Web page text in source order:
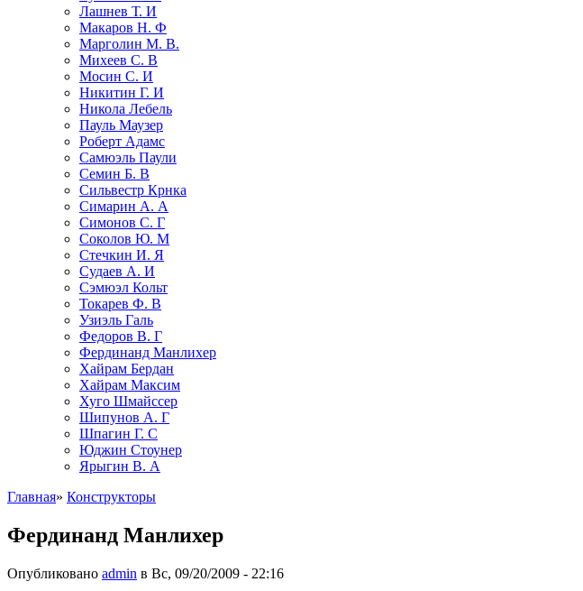
Лашнев Т. И
Макаров Н. Ф
Марголин М. В.
Михеев С. В
Мосин С. И
Никитин Г. И
Никола Лебель
Пауль Маузер
Роберт Адамс
Самюэль Паули
Семин Б. В
Сильвестр Крнка
Симарин А. А
Симонов С. Г
Соколов Ю. М
Стечкин И. Я
Судаев А. И
Сэмюэл Кольт
Токарев Ф. В
Узиэль Галь
Федоров В. Г
Фердинанд Манлихер
Хайрам Бердан
Хайрам Максим
Хуго Шмайссер
Шипунов А. Г
Шпагин Г. С
Юджин Стоунер
Ярыгин В. А
Главная» Конструкторы
Фердинанд Манлихер
Опубликовано admin в Вс, 09/20/2009 - 22:16